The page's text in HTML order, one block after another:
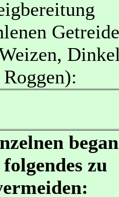
Roggen):
zu